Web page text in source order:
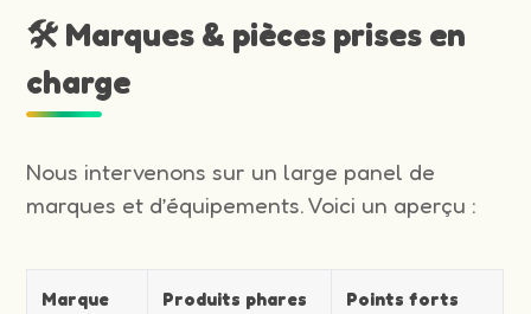
🛠️ Marques & pièces prises en
charge
Nous intervenons sur un large panel de
marques et d’équipements. Voici un aperçu :
Marque
Produits phares
Points forts